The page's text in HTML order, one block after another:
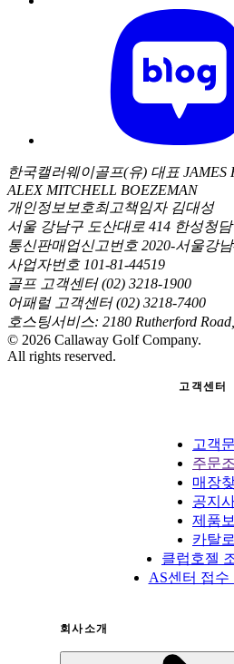
한국캘러웨이골프(유) 대표 JAMES
ALEX MITCHELL BOEZEMAN
개인정보보호최고책임자 김대성
서울 강남구 도산대로 414 한성청
통신판매업신고번호 2020-서울강
사업자번호 101-81-44519
골프 고객센터 (02) 3218-1900
어패럴 고객센터 (02) 3218-7400
호스팅서비스: 2180 Rutherford
© 2026 Callaway Golf Company.
All rights reserved.
고객센터
고객
주문
매장찾
공지
제품
카탈
클럽호젤
AS센터 접수
회사소개